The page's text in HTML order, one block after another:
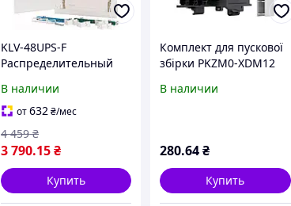
KLV-48UPS-F
Распределительный
178820
В наличии
от632 ₴/мес
3 790.15₴
4 459 ₴
Купить
Комплект для пускової
збірки PKZM0-XDM12
В наличии
280.64₴
Купить